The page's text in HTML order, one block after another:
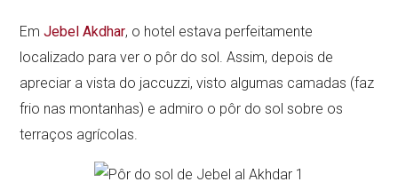
EmJebel Akdhar, o hotel estava perfeitamente
localizado para ver o pôr do sol. Assim, depois de
apreciar a vista do jaccuzzi, visto algumas camadas (faz
frio nas montanhas) e admiro o pôr do sol sobre os
terraços agrícolas.